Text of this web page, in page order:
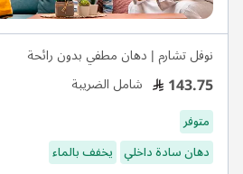
نوفل تشارم | دهان مطفي بدون رائحة
143.75 شامل الضريبة
متوفر
دهان سادة داخلي يخفف بالماء